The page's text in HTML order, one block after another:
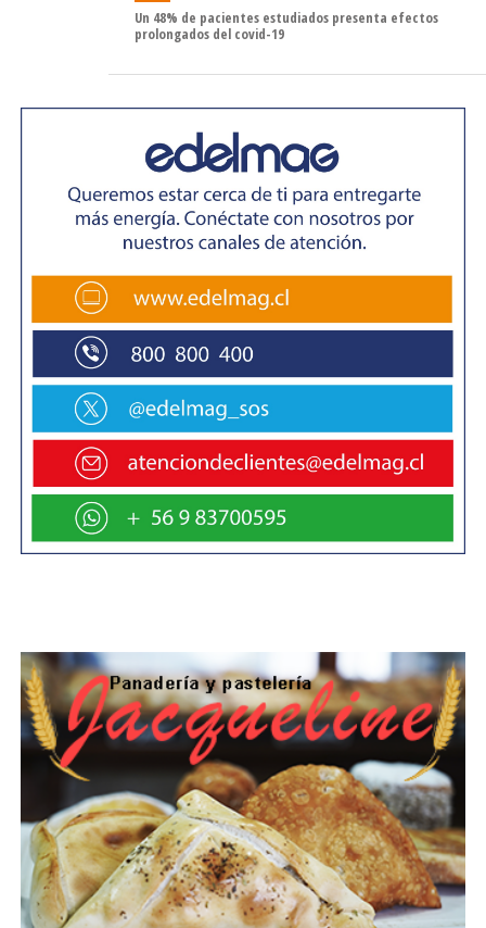
Un 48% de pacientes estudiados presenta efectos
prolongados del covid-19